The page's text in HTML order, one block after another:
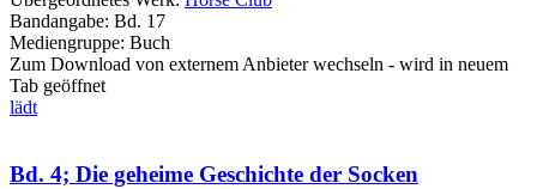
Bandangabe: Bd. 17
Mediengruppe: Buch
Zum Download von externem Anbieter wechseln - wird in neuem
Tab geöffnet
lädt
Bd. 4; Die geheime Geschichte der Socken